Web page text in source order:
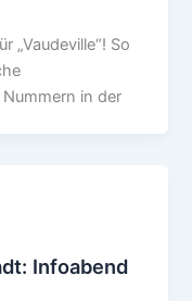
„Vaudeville“! So
in der
Infoabend